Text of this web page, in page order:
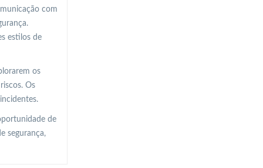
com
estilos de
os
Os
de
segurança,